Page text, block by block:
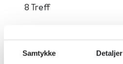
Samtykke Detaljer
8 Treff